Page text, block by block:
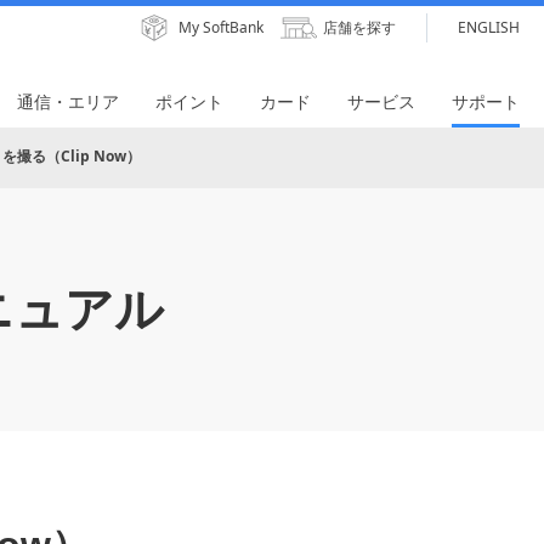
My SoftBank 店舗を探す ENGLISH
通信・エリア ポイント カード サービス サポート
撮る（Clip Now）
ュアル